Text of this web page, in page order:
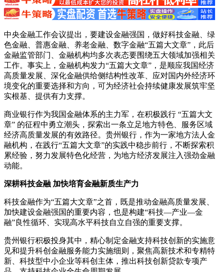
中央金融工作会议提出，要建设金融强国，做好科技金融、绿
色金融、普惠金融、养老金融、数字金融“五篇大文章”，此后
金融监管部门、金融机构均多次表态要围绕五大领域加强相关
工作。事实上，金融机构发力“五篇大文章”，是顺应我国经济
高质量发展、深化金融供给侧结构性改革、应对国内外经济环
境变化的重要选择和方向，可为经济社会持续健康发展筑牢坚
实根基、提供有力支撑。
商业银行作为我国金融体系的主力军，在积极践行 “五篇大文
章” 的征程中勇立潮头，探索出一条立足地方特色、服务区域
经济高质量发展的有效路径。贵州银行，作为一家地方法人金
融机构，在践行“五篇大文章”的实践中稳步前行，不断探索积
累经验，努力发展特色化经营，为地方经济发展注入强劲金融
动能。
深耕科技金融 加快培育金融新质生产力
科技金融作为“五篇大文章”之首，既是推动金融高质量发展、
加快建设金融强国的重要内容，也是构建“科技—产业—金
融”良性循环、实现高水平科技自立自强的重要支撑。
贵州银行积极投身其中，精心制定金融支持科技创新的实施意
见和提升科创金融服务能力实施细则，聚焦高新技术和专精特
新、科技型中小企业等科创主体，推出科技创新贷款专项产